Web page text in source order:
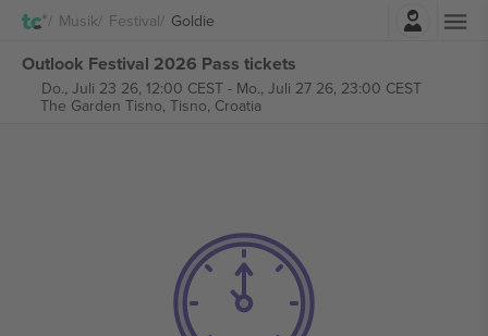
Musik Festival Goldie
Outlook Festival 2026 Pass tickets
Do., Juli 23 26, 12:00 CEST- Mo., Juli 27 26, 23:00 CEST
The Garden Tisno, Tisno, Croatia